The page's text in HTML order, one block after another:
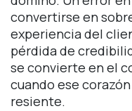
convertirse en
experiencia del
pérdida de
se convierte en el
cuando ese
resiente.